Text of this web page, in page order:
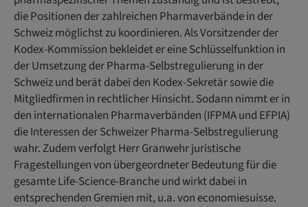
die Positionen der zahlreichen Pharmaverbände in der
Schweiz möglichst zu koordinieren. Als Vorsitzender der
Kodex-Kommission bekleidet er eine Schlüsselfunktion in
der Umsetzung der Pharma-Selbstregulierung in der
Schweiz und berät dabei den Kodex-Sekretär sowie die
Mitgliedfirmen in rechtlicher Hinsicht. Sodann nimmt er in
den internationalen Pharmaverbänden (IFPMA und EFPIA)
die Interessen der Schweizer Pharma-Selbstregulierung
wahr. Zudem verfolgt Herr Granwehr juristische
Fragestellungen von übergeordneter Bedeutung für die
gesamte Life-Science-Branche und wirkt dabei in
entsprechenden Gremien mit, u.a. von economiesuisse.